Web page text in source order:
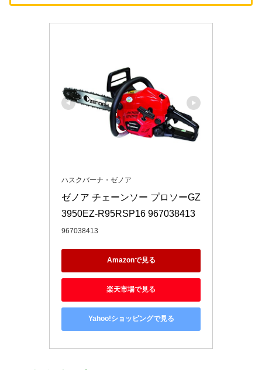
ハスクバーナ・ゼノア
ゼノア チェーンソー プロソーGZ
3950EZ-R95RSP16 967038413
967038413
Amazonで見る
楽天市場で見る
Yahoo!ショッピングで見る